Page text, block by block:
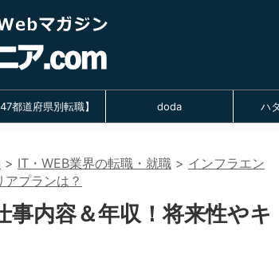
47都道府県別転職】 doda ハ
> IT・WEB業界の転職・就職 > インフラエン
プランは？
内容＆年収！将来性やキ